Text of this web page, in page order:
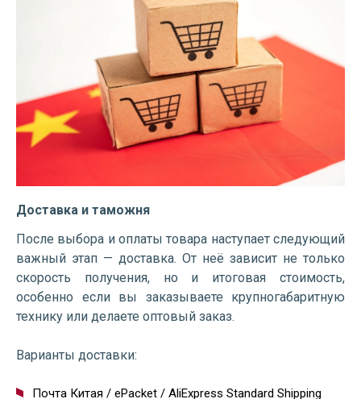
Доставка и таможня
После выбора и оплаты товара наступает следующий
важный этап — доставка. От неё зависит не только
скорость получения, но и итоговая стоимость,
особенно если вы заказываете крупногабаритную
технику или делаете оптовый заказ.
Варианты доставки:
Почта Китая / ePacket / AliExpress Standard Shipping